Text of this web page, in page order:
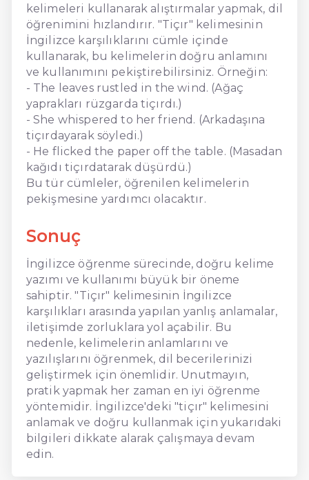
kelimeleri kullanarak alıştırmalar yapmak, dil
öğrenimini hızlandırır. "Tiçır" kelimesinin
İngilizce karşılıklarını cümle içinde
kullanarak, bu kelimelerin doğru anlamını
ve kullanımını pekiştirebilirsiniz. Örneğin:
- The leaves rustled in the wind. (Ağaç
yaprakları rüzgarda tiçırdı.)
- She whispered to her friend. (Arkadaşına
tiçırdayarak söyledi.)
- He flicked the paper off the table. (Masadan
kağıdı tiçırdatarak düşürdü.)
Bu tür cümleler, öğrenilen kelimelerin
pekişmesine yardımcı olacaktır.
Sonuç
İngilizce öğrenme sürecinde, doğru kelime
yazımı ve kullanımı büyük bir öneme
sahiptir. "Tiçır" kelimesinin İngilizce
karşılıkları arasında yapılan yanlış anlamalar,
iletişimde zorluklara yol açabilir. Bu
nedenle, kelimelerin anlamlarını ve
yazılışlarını öğrenmek, dil becerilerinizi
geliştirmek için önemlidir. Unutmayın,
pratik yapmak her zaman en iyi öğrenme
yöntemidir. İngilizce'deki "tiçır" kelimesini
anlamak ve doğru kullanmak için yukarıdaki
bilgileri dikkate alarak çalışmaya devam
edin.